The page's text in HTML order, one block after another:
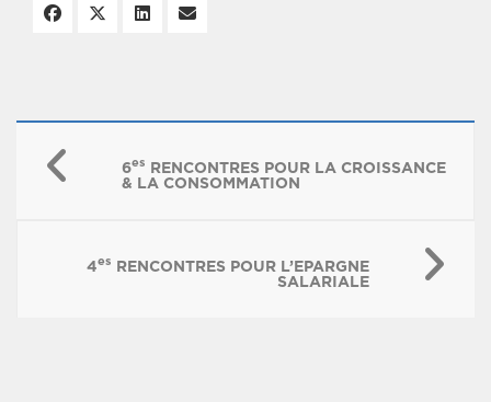
6es
RENCONTRES POUR LA CROISSANCE
& LA CONSOMMATION
4es
RENCONTRES POUR L’EPARGNE
SALARIALE